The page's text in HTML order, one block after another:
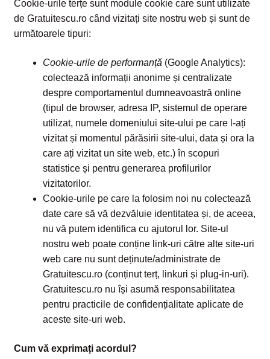
Cookie-urile terțe sunt module cookie care sunt utilizate
de Gratuitescu.ro când vizitați site nostru web și sunt de
următoarele tipuri:
Cookie-urile de performanță (Google Analytics):
colectează informații anonime și centralizate
despre comportamentul dumneavoastră online
(tipul de browser, adresa IP, sistemul de operare
utilizat, numele domeniului site-ului pe care l-ați
vizitat și momentul părăsirii site-ului, data și ora la
care ați vizitat un site web, etc.) în scopuri
statistice și pentru generarea profilurilor
vizitatorilor.
Cookie-urile pe care la folosim noi nu colectează
date care să vă dezvăluie identitatea și, de aceea,
nu vă putem identifica cu ajutorul lor. Site-ul
nostru web poate conține link-uri către alte site-uri
web care nu sunt deținute/administrate de
Gratuitescu.ro (conținut terț, linkuri și plug-in-uri).
Gratuitescu.ro nu își asumă responsabilitatea
pentru practicile de confidențialitate aplicate de
aceste site-uri web.
Cum vă exprimați acordul?